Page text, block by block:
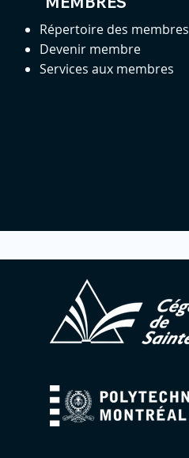
Répertoire des membres
Devenir membre
Services aux membres